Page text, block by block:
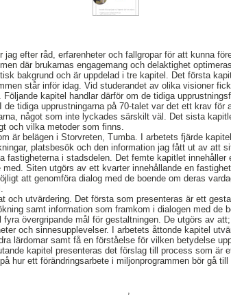
jag efter råd, erfarenheter och fallgropar för att kunna
där brukarnas engagemang och delaktighet
bakgrund och är uppdelad i tre kapitel. Det första
står inför idag. Vid studerandet av olika visioner
kapitel handlar därför om de tidiga
tidiga upprustningarna på 70-talet var det ett krav för
något som inte lyckades särskilt väl. Det sista
och vilka metoder som finns.
är belägen i Storvreten, Tumba. I arbetets fjärde
platsbesök och den information jag fått ut av att
fastigheterna i stadsdelen. Det femte kapitlet innehåller
Siten utgörs av ett kvarter innehållande en
att genomföra dialog med de boende om deras
och utvärdering. Det första som presenteras är ett
samt information som framkom i dialogen med de
övergripande mål för gestaltningen. De utgörs av
och sinnesupplevelser. I arbetets åttonde kapitel
lärdomar samt få en förståelse för vilken betydelse
kapitel presenteras det förslag till process som är
hur ett förändringsarbete i miljonprogrammen bör gå